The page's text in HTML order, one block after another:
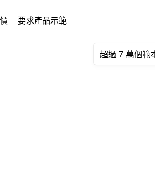
要求產品示範